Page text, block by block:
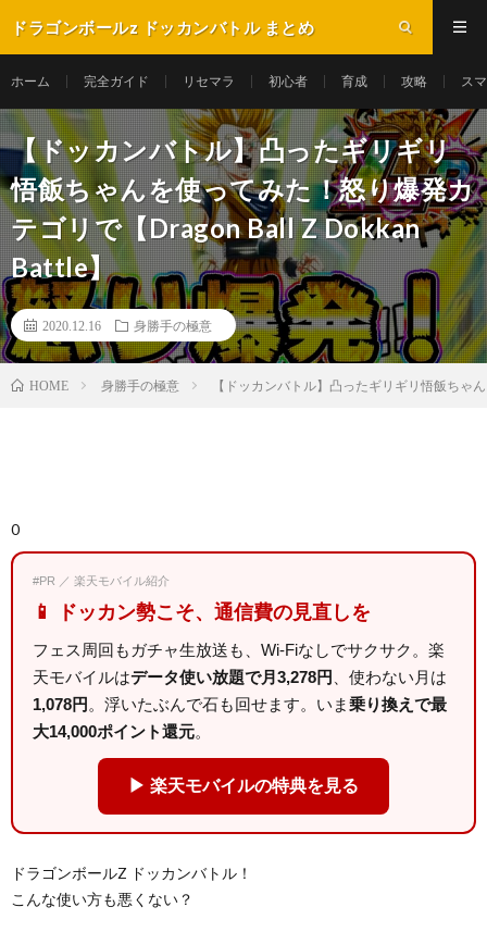
ドラゴンボールz ドッカンバトル まとめ
ホーム 完全ガイド リセマラ 初心者 育成 攻略 ス
【ドッカンバトル】凸ったギリギリ
悟飯ちゃんを使ってみた！怒り爆発カ
テゴリで【Dragon Ball Z Dokkan
Battle】
2020.12.16 身勝手の極意
HOME 身勝手の極意 【ドッカンバトル】凸ったギリギリ悟飯ちゃ
0
#PR ／ 楽天モバイル紹介
📱 ドッカン勢こそ、通信費の見直しを
フェス周回もガチャ生放送も、Wi-Fiなしでサクサク。楽
天モバイルはデータ使い放題で月3,278円
、使わない月は
1,078円 。浮いたぶんで石も回せます。いま乗り換えで最
大14,000ポイント還元。
▶ 楽天モバイルの特典を見る
ドラゴンボールZ ドッカンバトル！
こんな使い方も悪くない？